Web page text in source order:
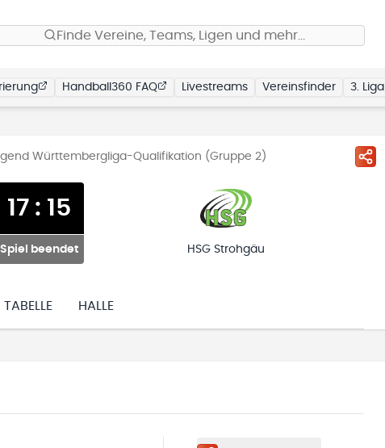
Finde Vereine, Teams, Ligen und mehr…
Handball360 FAQ Livestreams Vereinsfinder 3. Liga
Württembergliga-Qualifikation (Gruppe 2)
17: 15
Spiel beendet HSG Strohgäu
TABELLE HALLE